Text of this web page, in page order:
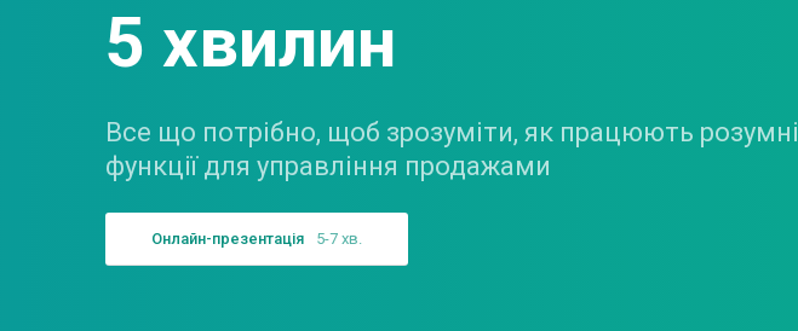
5 хвилин
Все що потрібно, щоб зрозуміти, як працюють розумні
функції для управління продажами
Онлайн-презентація 5-7 хв.